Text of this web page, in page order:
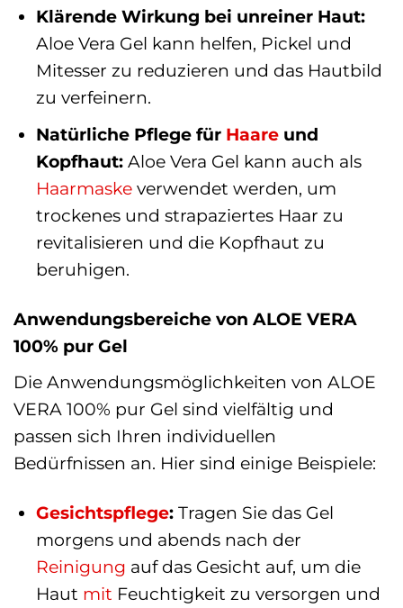
Klärende Wirkung bei unreiner Haut:
Aloe Vera Gel kann helfen, Pickel und
Mitesser zu reduzieren und das Hautbild
zu verfeinern.
Natürliche Pflege für Haareund
Kopfhaut:Aloe Vera Gel kann auch als
Haarmaskeverwendet werden, um
trockenes und strapaziertes Haar zu
revitalisieren und die Kopfhaut zu
beruhigen.
Anwendungsbereiche von ALOE VERA
100% pur Gel
Die Anwendungsmöglichkeiten von ALOE
VERA 100% pur Gel sind vielfältig und
passen sich Ihren individuellen
Bedürfnissen an. Hier sind einige Beispiele:
Gesichtspflege:Tragen Sie das Gel
morgens und abends nach der
Reinigung auf das Gesicht auf, um die
Haut mit Feuchtigkeit zu versorgen und